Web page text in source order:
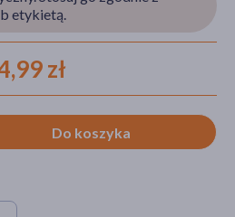
etykietą.
zł
Do koszyka